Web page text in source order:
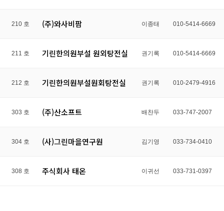
210 호 (주)와사비팜 이종태 010-5414-6669
211 호 기린한의원부설 원외탕전실 권기록 010-5414-6669
212 호 기린한의원부설원회탕전실 권기록 010-2479-4916
303 호 (주)산소프트 배찬두 033-747-2007
304 호 (사)그린마을연구원 김기영 033-734-0410
308 호 주식회사 태온 이귀선 033-731-0397